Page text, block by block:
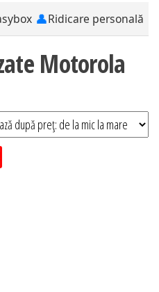
👤Ridicare personală
Motorola